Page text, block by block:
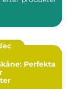
Perfekta